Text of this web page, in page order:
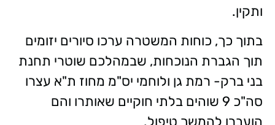
ותקין.
בתוך כך, כוחות המשטרה ערכו סיורים יזומים
תוך הגברת הנוכחות, שבמהלכם שוטרי תחנת
בני ברק- רמת גן ולוחמי יס"מ מחוז ת"א עצרו
סה"כ 9 שוהים בלתי חוקיים שאותרו והם
הועברו להמשך טיפול.